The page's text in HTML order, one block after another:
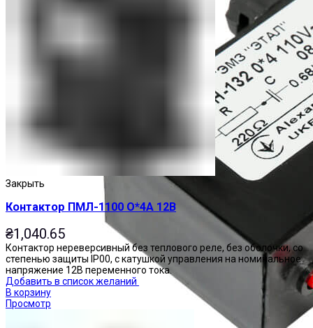
Закрыть
Контактор ПМЛ-1100 О*4А 12В
₴1,040.65
Контактор нереверсивный без теплового реле, без оболочки, со
степенью защиты IP00, с катушкой управления на номинальное
напряжение 12В переменного тока.
Добавить в список желаний
В корзину
Просмотр